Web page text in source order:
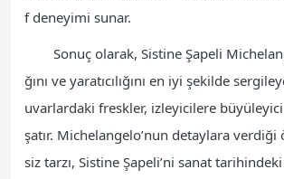
f deneyimi sunar.
Sonuç olarak, Sistine Şapeli
ğını ve yaratıcılığını en iyi şekilde
uvarlardaki freskler, izleyicilere
şatır. Michelangelo’nun detaylara verdiği
siz tarzı, Sistine Şapeli’ni sanat